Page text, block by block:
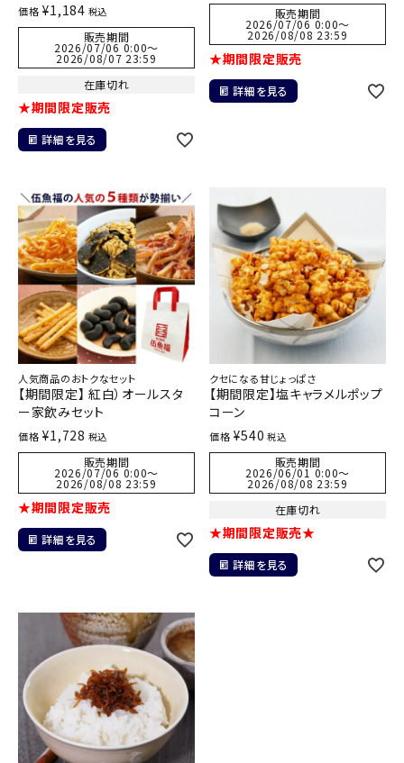
価格 ¥1,184 税込
販売期間
2026/07/06 0:00〜
2026/08/07 23:59
在庫切れ
★期間限定販売
詳細を見る
販売期間
2026/07/06 0:00〜
2026/08/08 23:59
★期間限定販売
詳細を見る
人気商品のおトクなセット
【期間限定】 紅白）オールスタ
ー家飲みセット
価格 ¥1,728 税込
販売期間
2026/07/06 0:00〜
2026/08/08 23:59
★期間限定販売
詳細を見る
クセになる甘じょっぱさ
【期間限定】塩キャラメルポップ
コーン
価格 ¥540 税込
販売期間
2026/06/01 0:00〜
2026/08/08 23:59
在庫切れ
★期間限定販売★
詳細を見る